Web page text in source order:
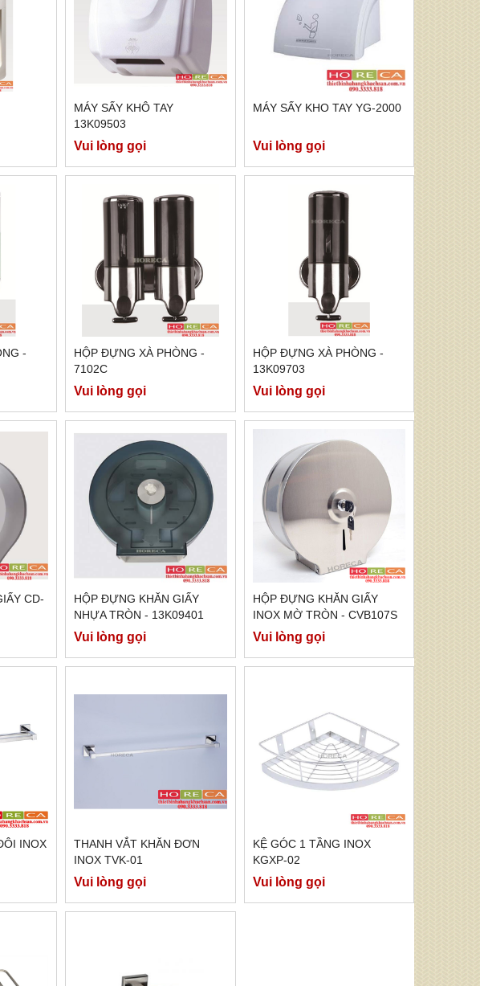
MÁY SẤY KHÔ TAY
13K09503
Vui lòng gọi
MÁY SẤY KHO TAY YG-2000
Vui lòng gọi
-
HỘP ĐỰNG XÀ PHÒNG -
7102C
Vui lòng gọi
HỘP ĐỰNG XÀ PHÒNG -
13K09703
Vui lòng gọi
CD-
HỘP ĐỰNG KHĂN GIẤY
NHỰA TRÒN - 13K09401
Vui lòng gọi
HỘP ĐỰNG KHĂN GIẤY
INOX MỜ TRÒN - CVB107S
Vui lòng gọi
INOX
THANH VẮT KHĂN ĐƠN
INOX TVK-01
Vui lòng gọi
KỆ GÓC 1 TẦNG INOX
KGXP-02
Vui lòng gọi